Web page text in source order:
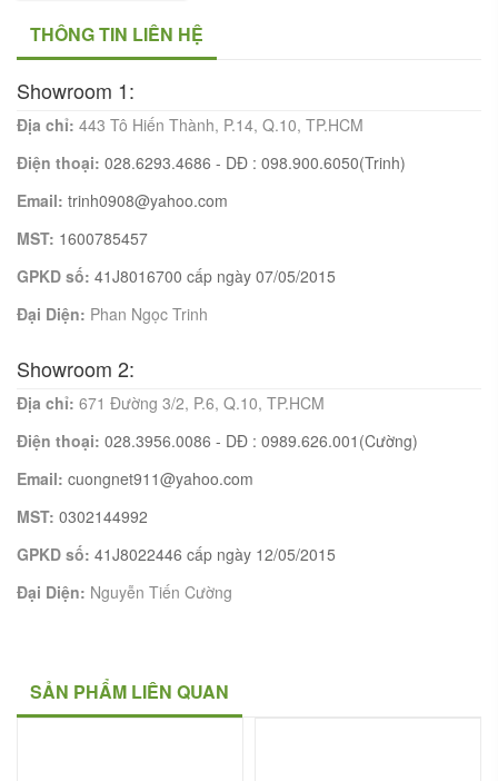
THÔNG TIN LIÊN HỆ
Showroom 1:
Địa chỉ: 443 Tô Hiến Thành, P.14, Q.10, TP.HCM
Điện thoại: 028.6293.4686 - DĐ : 098.900.6050(Trinh)
Email: trinh0908@yahoo.com
MST: 1600785457
GPKD số: 41J8016700 cấp ngày 07/05/2015
Đại Diện: Phan Ngọc Trinh
Showroom 2:
Địa chỉ: 671 Đường 3/2, P.6, Q.10, TP.HCM
Điện thoại: 028.3956.0086 - DĐ : 0989.626.001(Cường)
Email: cuongnet911@yahoo.com
MST: 0302144992
GPKD số: 41J8022446 cấp ngày 12/05/2015
Đại Diện: Nguyễn Tiến Cường
SẢN PHẨM LIÊN QUAN